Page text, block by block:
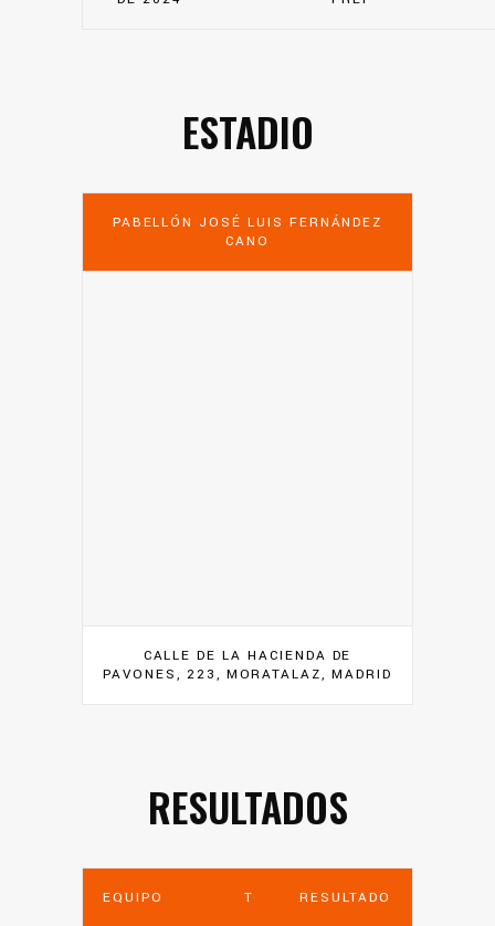
ESTADIO
PABELLÓN JOSÉ LUIS FERNÁNDEZ
CANO
CALLE DE LA HACIENDA DE
PAVONES, 223, MORATALAZ, MADRID
RESULTADOS
EQUIPO T RESULTADO